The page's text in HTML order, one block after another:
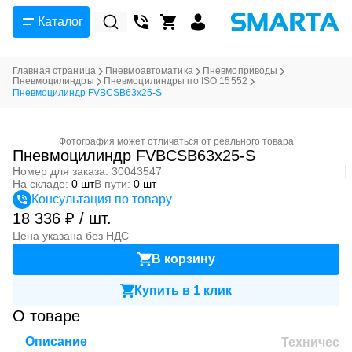
Каталог
Главная страница Пневмоавтоматика
Пневмоприводы
Пневмоцилиндры
Пневмоцилиндры по ISO 15552
Пневмоцилиндр FVBCSB63x25-S
Фотография может отличаться от реального товара
Пневмоцилиндр FVBCSB63x25-S
Номер для заказа: 30043547
На складе: 0 штВ пути: 0 шт
Консультация по товару
18 336 ₽ / шт.
Цена указана без НДС
В корзину
Купить в 1 клик
О товаре
Описание